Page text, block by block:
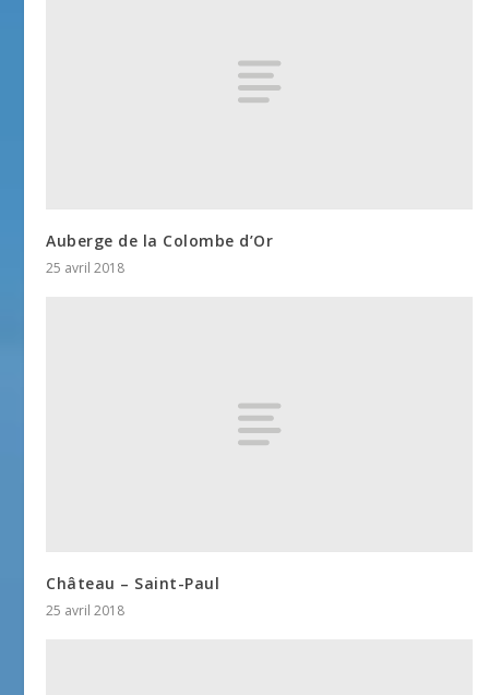
Auberge de la Colombe d’Or
25 avril 2018
Château – Saint-Paul
25 avril 2018